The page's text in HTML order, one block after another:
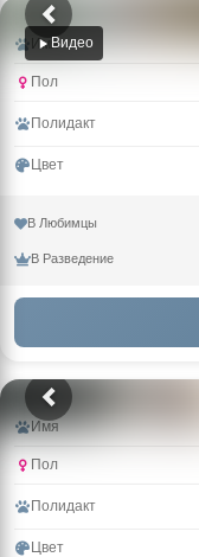
Видео
Имя
Пол
Полидакт
Цвет
В Любимцы
В Разведение
Имя
Пол
Полидакт
Цвет